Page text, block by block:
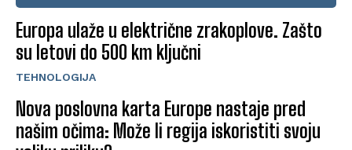
Europa ulaže u električne zrakoplove. Zašto
su letovi do 500 km ključni
TEHNOLOGIJA
Nova poslovna karta Europe nastaje pred
našim očima: Može li regija iskoristiti svoju